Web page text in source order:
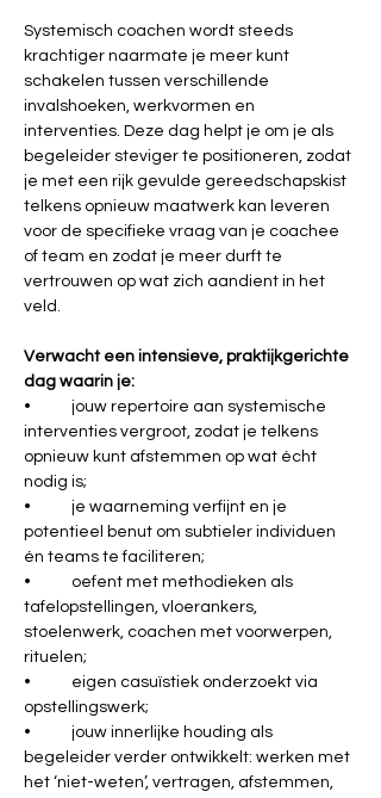
Systemisch coachen wordt steeds
krachtiger naarmate je meer kunt
schakelen tussen verschillende
invalshoeken, werkvormen en
interventies. Deze dag helpt je om je als
begeleider steviger te positioneren, zodat
je met een rijk gevulde gereedschapskist
telkens opnieuw maatwerk kan leveren
voor de specifieke vraag van je coachee
of team en zodat je meer durft te
vertrouwen op wat zich aandient in het
veld.
Verwacht een intensieve, praktijkgerichte
dag waarin je:
•	jouw repertoire aan systemische
interventies vergroot, zodat je telkens
opnieuw kunt afstemmen op wat écht
nodig is;
•	je waarneming verfijnt en je
potentieel benut om subtieler individuen
én teams te faciliteren;
•	oefent met methodieken als
tafelopstellingen, vloerankers,
stoelenwerk, coachen met voorwerpen,
rituelen;
•	eigen casuïstiek onderzoekt via
opstellingswerk;
•	jouw innerlijke houding als
begeleider verder ontwikkelt: werken met
het ‘niet-weten’, vertragen, afstemmen,